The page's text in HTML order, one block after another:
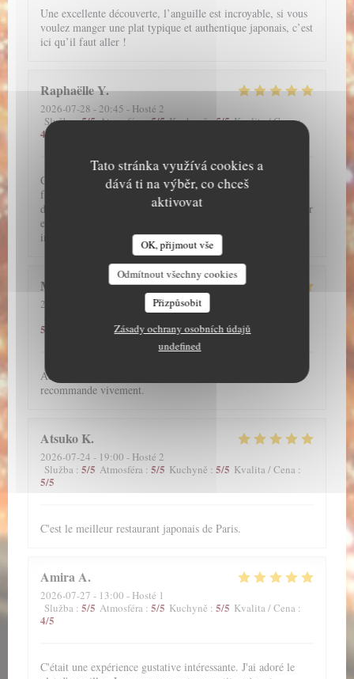
Tato stránka využívá cookies a
dává ti na výběr, co chceš
aktivovat
OK, přijmout vše
Odmítnout všechny cookies
Přizpůsobit
Zásady ochrany osobních údajů
undefined
Une excellente découverte, l’anguille est incroyable, si vous
voulez manger une plat typique et authentique japonais, c’est
ici qu’il faut aller !
RaphaëlleY
2026-07-28 - 20:45 - Hosté 2
Služba:5/5 Atmosféra:5/5 Kuchyně:5/5 Kvalita / Cena:
4/5
C'est un très bon restaurant. J'adore les anguilles donc il
fallait absolument que je teste ce restaurant et je ne suis pas
déçu !!! J'ai hâte d'y retourner !! Par ailleurs, j'ai pu réserver
en ligne. L'accueil et le service de l'ensemble de l'équipe est
impeccable !!
Megane
2026-07-28
- 19:30 - Hosté 2
:5/5 Kuchyně:
5
Accueil souriant. Service parfait. Plats excellents. Je
recommande vivement.
AtsukoK
2026-07-24 - 19:00 - Hosté 2
Služba : 5/5 Atmosféra : 5/5 Kuchyně : 5/5 Kvalita / Cena :
5/5
C'est le meilleur restaurant japonais de Paris.
AmiraA
2026-07-27 - 13:00 - Hosté 1
Služba : 5/5 Atmosféra : 5/5 Kuchyně : 5/5 Kvalita / Cena :
4/5
C'était une expérience gustative intéressante. J'ai adoré le